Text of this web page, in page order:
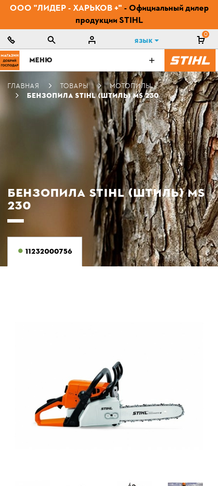
ООО "ЛИДЕР - ХАРЬКОВ +" - Официальный дилер
продукции STIHL
Язык
0
МЕНЮ
ГЛАВНАЯ ТОВАРЫ
МОТОПИЛЫ
БЕНЗОПИЛА STIHL (ШТИЛЬ) MS 230
БЕНЗОПИЛА STIHL (ШТИЛЬ) MS
230
11232000756